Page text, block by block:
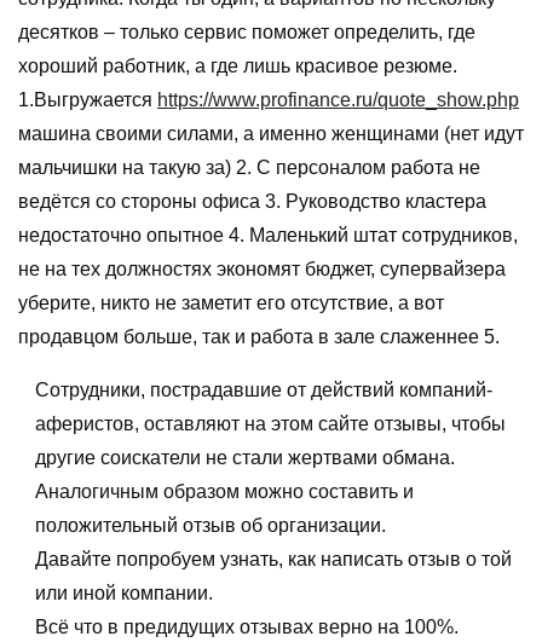
десятков – только сервис поможет определить, где
хороший работник, а где лишь красивое резюме.
1.Выгружается https://www.profinance.ru/quote_show.php
машина своими силами, а именно женщинами (нет идут
мальчишки на такую за) 2. С персоналом работа не
ведётся со стороны офиса 3. Руководство кластера
недостаточно опытное 4. Маленький штат сотрудников,
не на тех должностях экономят бюджет, супервайзера
уберите, никто не заметит его отсутствие, а вот
продавцом больше, так и работа в зале слаженнее 5.
Сотрудники, пострадавшие от действий компаний-
аферистов, оставляют на этом сайте отзывы, чтобы
другие соискатели не стали жертвами обмана.
Аналогичным образом можно составить и
положительный отзыв об организации.
Давайте попробуем узнать, как написать отзыв о той
или иной компании.
Всё что в предидущих отзывах верно на 100%.